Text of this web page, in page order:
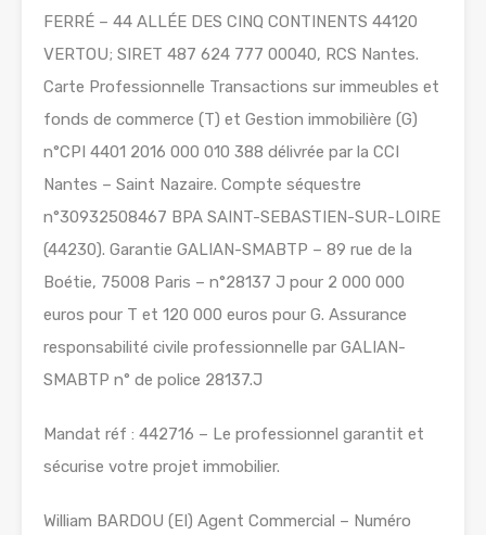
FERRÉ – 44 ALLÉE DES CINQ CONTINENTS 44120
VERTOU; SIRET 487 624 777 00040, RCS Nantes.
Carte Professionnelle Transactions sur immeubles et
fonds de commerce (T) et Gestion immobilière (G)
n°CPI 4401 2016 000 010 388 délivrée par la CCI
Nantes – Saint Nazaire. Compte séquestre
n°30932508467 BPA SAINT-SEBASTIEN-SUR-LOIRE
(44230). Garantie GALIAN-SMABTP – 89 rue de la
Boétie, 75008 Paris – n°28137 J pour 2 000 000
euros pour T et 120 000 euros pour G. Assurance
responsabilité civile professionnelle par GALIAN-
SMABTP n° de police 28137.J
Mandat réf : 442716 – Le professionnel garantit et
sécurise votre projet immobilier.
William BARDOU (EI) Agent Commercial – Numéro